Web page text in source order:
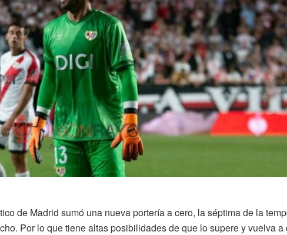
de Madrid sumó una nueva portería a cero, la séptima de la
Por lo que tiene altas posibilidades de que lo supere y vuelva